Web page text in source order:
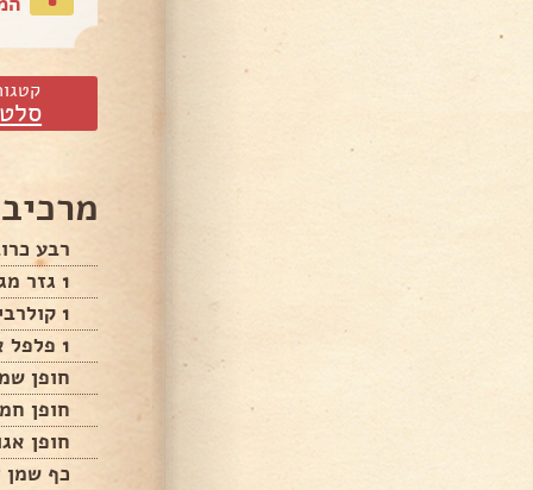
רבע
1 גזר מגורד גס
1 קולרבי חתוך למקלות דקות
1 פלפל אדום חתוך לרצועות דקות
חופן
חופן
חופן
כף שמן